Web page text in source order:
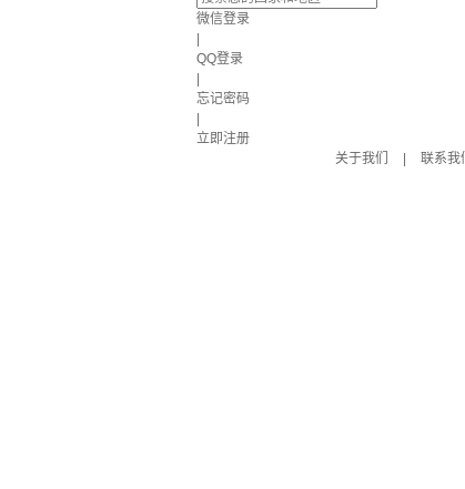
微信登录
QQ登录
忘记密码
立即注册
关于我们
联系我